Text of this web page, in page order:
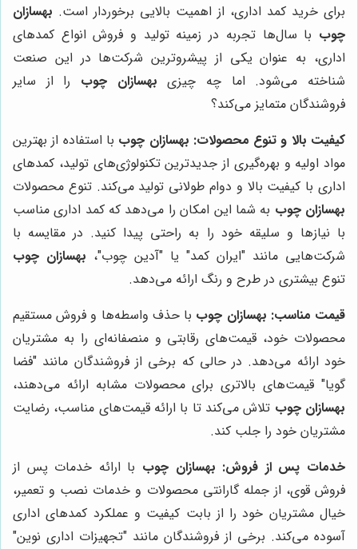
برای خرید کمد اداری، از اهمیت بالایی برخوردار است. بهسازان
چوب با سال‌ها تجربه در زمینه تولید و فروش انواع کمدهای
اداری، به عنوان یکی از پیشروترین شرکت‌ها در این صنعت
شناخته می‌شود. اما چه چیزی بهسازان چوب را از سایر
فروشندگان متمایز می‌کند؟
کیفیت بالا و تنوع محصولات: بهسازان چوب با استفاده از بهترین
مواد اولیه و بهره‌گیری از جدیدترین تکنولوژی‌های تولید، کمدهای
اداری با کیفیت بالا و دوام طولانی تولید می‌کند. تنوع محصولات
بهسازان چوب به شما این امکان را می‌دهد که کمد اداری مناسب
با نیازها و سلیقه خود را به راحتی پیدا کنید. در مقایسه با
شرکت‌هایی مانند "ایران کمد" یا "آدین چوب"، بهسازان چوب
تنوع بیشتری در طرح و رنگ ارائه می‌دهد.
قیمت مناسب: بهسازان چوب با حذف واسطه‌ها و فروش مستقیم
محصولات خود، قیمت‌های رقابتی و منصفانه‌ای را به مشتریان
خود ارائه می‌دهد. در حالی که برخی از فروشندگان مانند "فضا
گویا" قیمت‌های بالاتری برای محصولات مشابه ارائه می‌دهند،
بهسازان چوب تلاش می‌کند تا با ارائه قیمت‌های مناسب، رضایت
مشتریان خود را جلب کند.
خدمات پس از فروش: بهسازان چوب با ارائه خدمات پس از
فروش قوی، از جمله گارانتی محصولات و خدمات نصب و تعمیر،
خیال مشتریان خود را از بابت کیفیت و عملکرد کمدهای اداری
آسوده می‌کند. برخی از فروشندگان مانند "تجهیزات اداری نوین"